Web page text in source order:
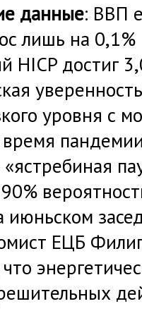
данные: ВВП
лишь на
HICP достиг
уровня с
«ястребиная
июньском
ЕЦБ